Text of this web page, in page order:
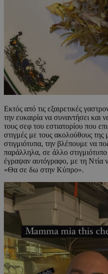
Εκτός από τις εξαιρετικές
την ευκαιρία να συναντήσει
τους σεφ του εστιατορίου που
στιγμές με τους ακολούθους
στιγμιότυπα, την βλέπουμε να
παράλληλα, σε άλλο
έγραψαν αυτόγραφο, με τη Ντία
«Θα σε δω στην Κύπρο».